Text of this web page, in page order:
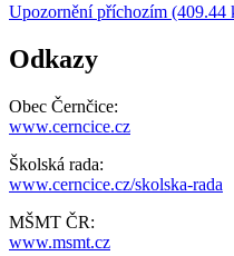
Upozornění příchozím (409.44
Odkazy
Obec Černčice:
www.cerncice.cz
Školská rada:
www.cerncice.cz/skolska-rada
MŠMT ČR:
www.msmt.cz